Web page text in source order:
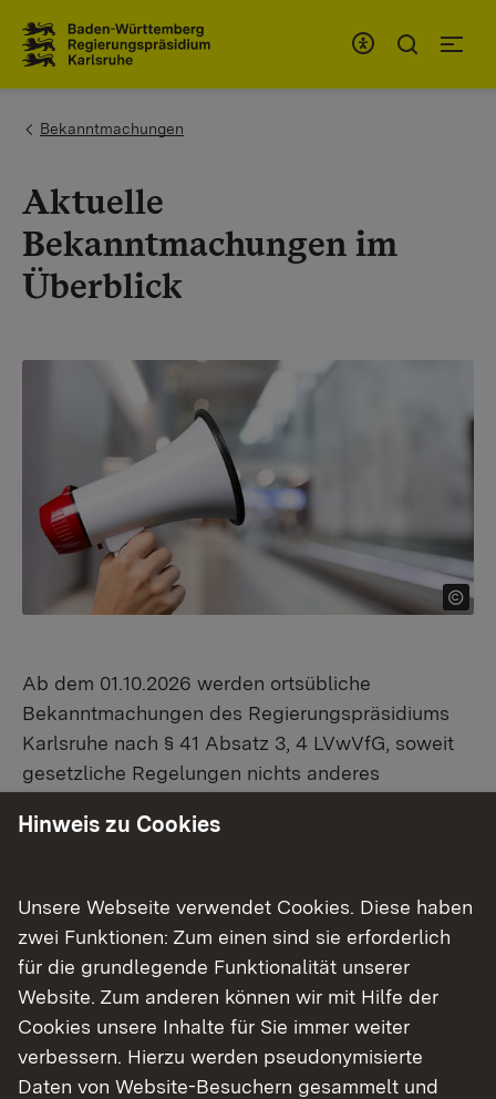
You are here:
Bekanntmachungen
Aktuelle
Bekanntmachungen im
Überblick
Ab dem 01.10.2026 werden ortsübliche
Bekanntmachungen des Regierungspräsidiums
Karlsruhe nach § 41 Absatz 3, 4 LVwVfG, soweit
gesetzliche Regelungen nichts anderes
Regierungspräsidiums Karlsruhe
Regierungsvizepräsident
Regierungspräsidium Karlsruhe
Karlsruhe, 23. Juni 2026
Freistellungsverfahren - Eisenbahngesetz
Hinweis zu Cookies
Unsere Webseite verwendet Cookies. Diese haben
zwei Funktionen: Zum einen sind sie erforderlich
für die grundlegende Funktionalität unserer
Website. Zum anderen können wir mit Hilfe der
Cookies unsere Inhalte für Sie immer weiter
verbessern. Hierzu werden pseudonymisierte
Daten von Website-Besuchern gesammelt und